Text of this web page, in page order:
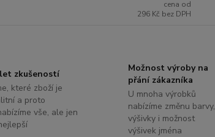
cena od
296 Kč bez DPH
zkušeností
které zboží je
a proto
vše, ale jen
Možnost výroby na
přání zákazníka
U mnoha výrobků
nabízíme změnu barvy,
výšivky i možnost
výšivek jména